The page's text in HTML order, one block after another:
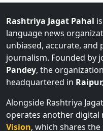
Rashtriya Jagat Pahal
language news
unbiased, accurate, and
journalism. Founded by
Pandey, the
headquartered in
Alongside Rashtriya
operates another digital
Vision, which shares